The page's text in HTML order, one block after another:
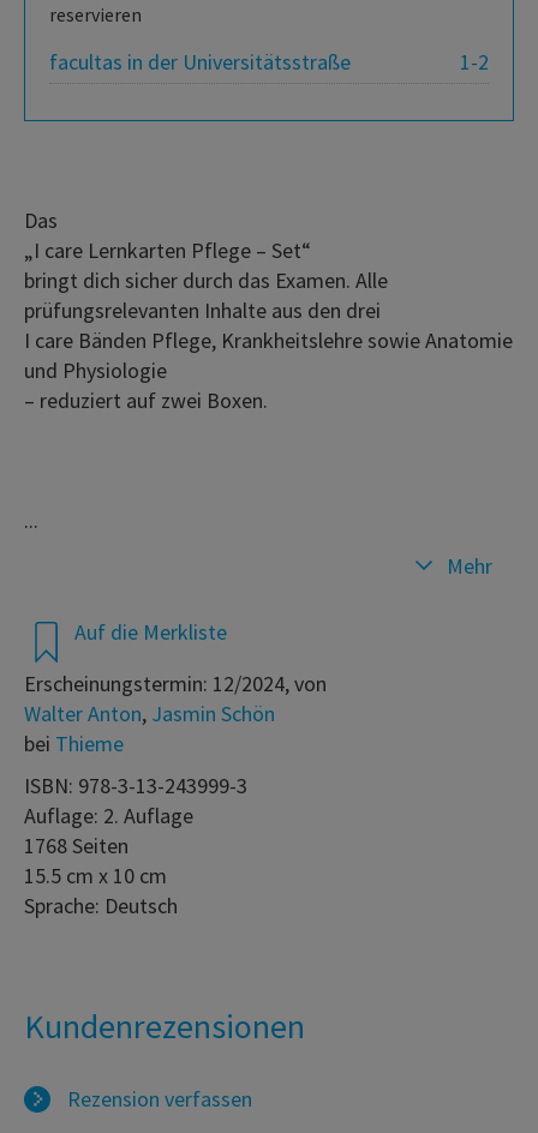
reservieren
1-2
facultas in der Universitätsstraße
Auf die Merkliste
Erscheinungstermin: 12/2024, von
Walter Anton, Jasmin Schön
bei Thieme
ISBN: 978-3-13-243999-3
Auflage: 2. Auflage
1768 Seiten
15.5 cm x 10 cm
Sprache: Deutsch
Das
„I care Lernkarten Pflege – Set“
bringt dich sicher durch das Examen. Alle
prüfungsrelevanten Inhalte aus den drei
I care Bänden Pflege, Krankheitslehre sowie Anatomie
und Physiologie
– reduziert auf zwei Boxen.
...
Mehr
Kundenrezensionen
Rezension verfassen